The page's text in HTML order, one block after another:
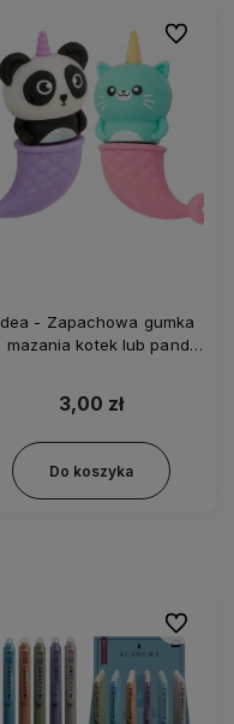
- Zapachowa gumka
mazania kotek lub panda
3,00 zł
Do koszyka
Do
Do